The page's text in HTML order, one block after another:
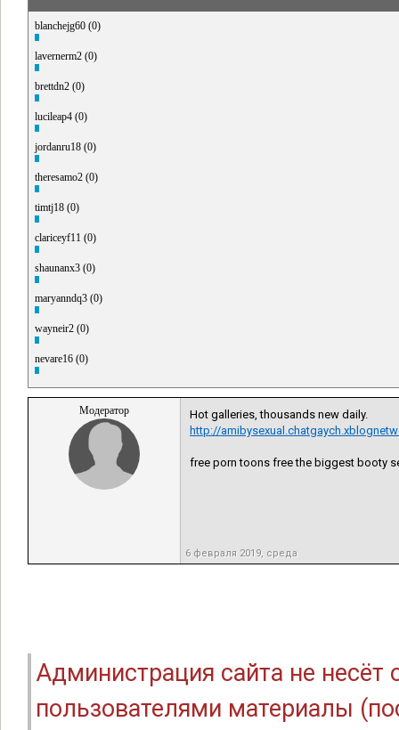
blanchejg60 (0)
lavernerm2 (0)
brettdn2 (0)
lucileap4 (0)
jordanru18 (0)
theresamo2 (0)
timtj18 (0)
clariceyf11 (0)
shaunanx3 (0)
maryanndq3 (0)
wayneir2 (0)
nevare16 (0)
Модератор
Hot galleries, thousands new daily.
http://
free porn toons free the biggest booty
6 февраля 2019, среда
Администрация сайта не
пользователями материалы